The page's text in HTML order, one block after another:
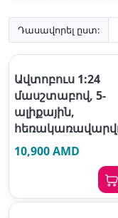
Դասավորել ըստ:
Ավտոբուս 1:24
մասշտաբով, 5-
ալիքային,
10,900 AMD